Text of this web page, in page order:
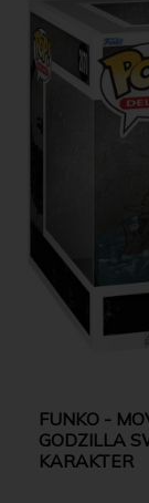
FUNKO -
GODZILLA
KARAKTER